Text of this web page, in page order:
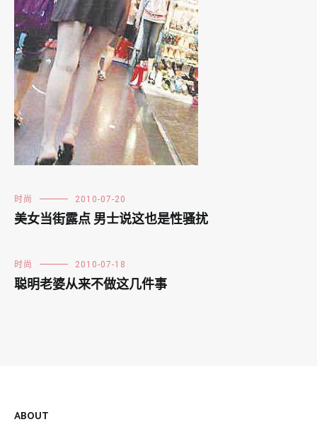
时尚 2010-07-20
美女当街露点 男士说这也是性骚扰
时尚 2010-07-18
聪明老婆从来不做这几件事
ABOUT